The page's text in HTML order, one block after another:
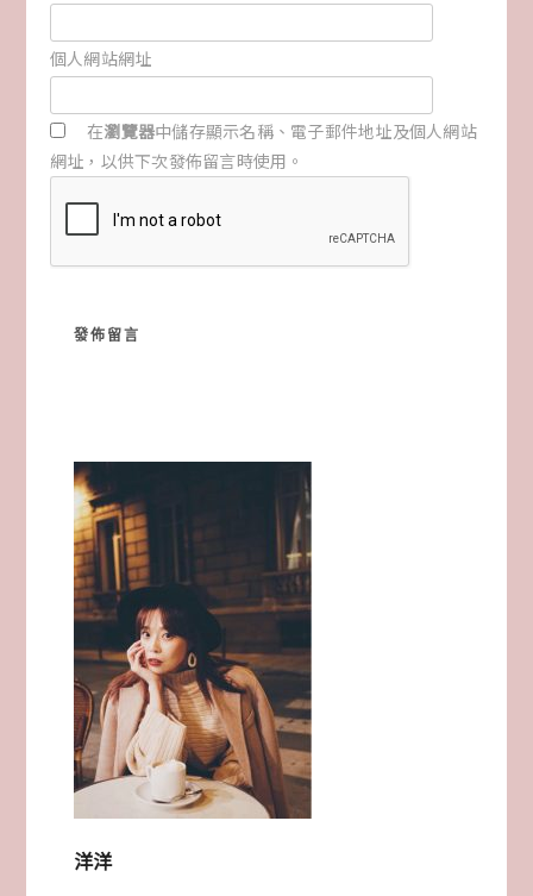
個人網站網址
在瀏覽器中儲存顯示名稱、電子郵件地址及個人網站
網址，以供下次發佈留言時使用。
洋洋